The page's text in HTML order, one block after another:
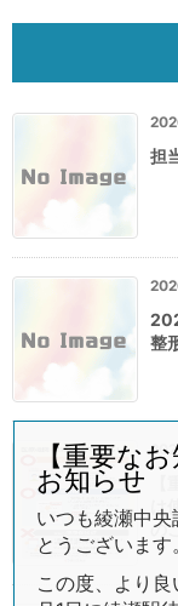
担
整
の
【重要な
お知らせ
いつも綾瀬中
とうございます
この度、より